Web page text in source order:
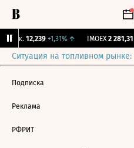
Бирж. 12,239 +1,31%↑ IMOEX 2 281,31
Ситуация на топливном
Подписка
Реклама
РФРИТ